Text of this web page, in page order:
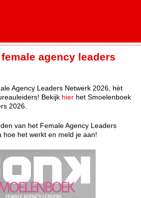
agency leaders
Agency Leaders Netwerk 2026, hèt
Bekijk hier het Smoelenboek
2026.
van het Female Agency Leaders
hoe het werkt en meld je aan!